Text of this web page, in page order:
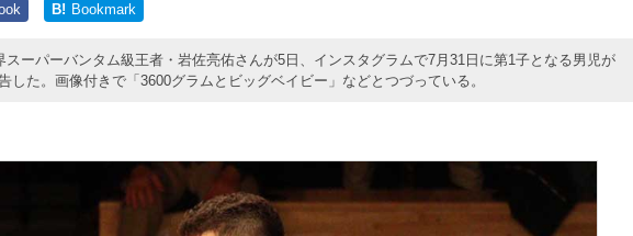
B! Bookmark
ーパーバンタム級王者・岩佐亮佑さんが5日、インスタグラムで7月31日に第1子となる男児が
した。画像付きで「3600グラムとビッグベイビー」などとつづっている。